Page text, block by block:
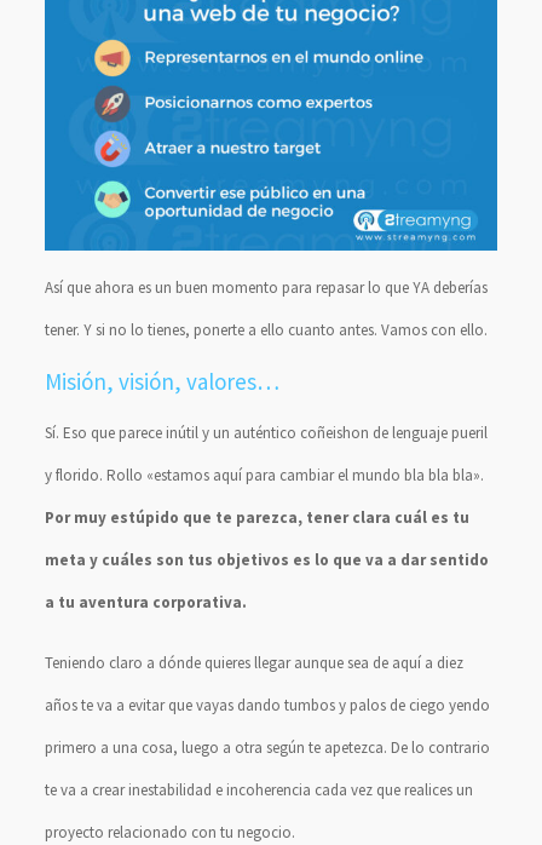
Así que ahora es un buen momento para repasar lo que YA deberías
tener. Y si no lo tienes, ponerte a ello cuanto antes. Vamos con ello.
Misión, visión, valores…
Sí. Eso que parece inútil y un auténtico coñeishon de lenguaje pueril
y florido. Rollo «estamos aquí para cambiar el mundo bla bla bla».
Por muy estúpido que te parezca, tener clara cuál es tu
meta y cuáles son tus objetivos es lo que va a dar sentido
a tu aventura corporativa.
Teniendo claro a dónde quieres llegar aunque sea de aquí a diez
años te va a evitar que vayas dando tumbos y palos de ciego yendo
primero a una cosa, luego a otra según te apetezca. De lo contrario
te va a crear inestabilidad e incoherencia cada vez que realices un
proyecto relacionado con tu negocio.